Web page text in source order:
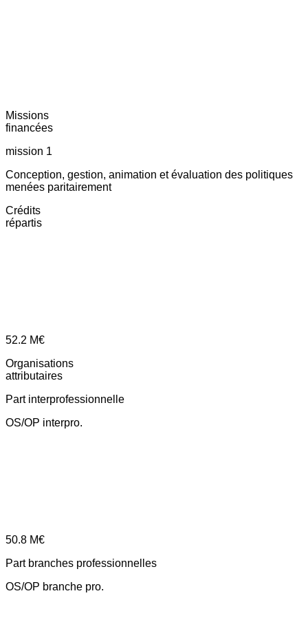
Missions
financées
mission 1
Conception, gestion, animation et évaluation des politiques
menées paritairement
Crédits
répartis
52.2 M€
Organisations
attributaires
Part interprofessionnelle
OS/OP interpro.
50.8 M€
Part branches professionnelles
OS/OP branche pro.